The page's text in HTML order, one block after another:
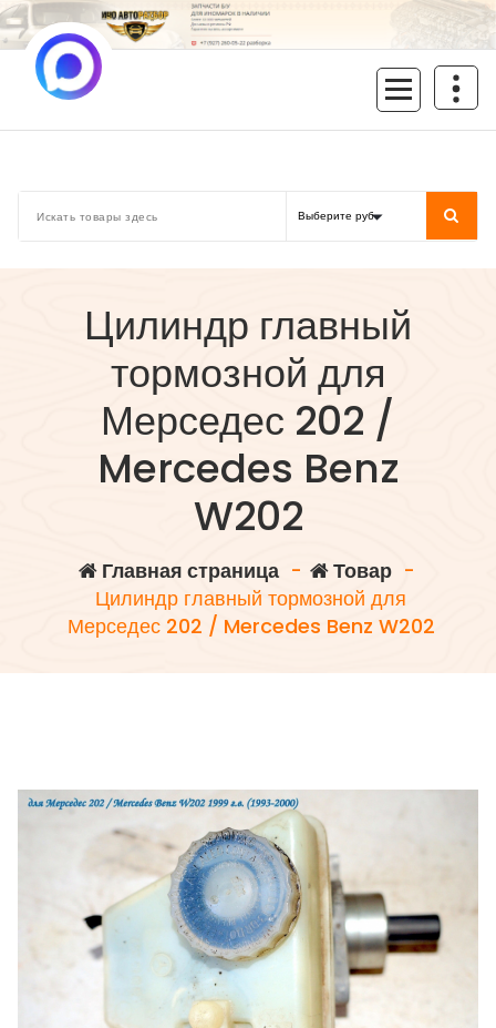
Перейти
к
содержимому
Цилиндр главный
тормозной для
Мерседес 202 /
Mercedes Benz
W202
Главная страница- Товар-
Цилиндр главный тормозной для
Мерседес 202 / Mercedes Benz W202